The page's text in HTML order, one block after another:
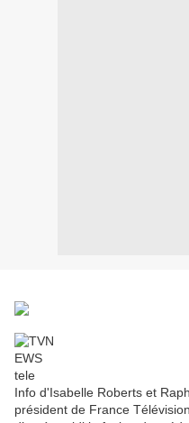
Info d'Isabelle Roberts et
président de France